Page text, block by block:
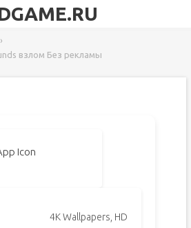
›
взлом Без рекламы
4K Wallpapers, HD